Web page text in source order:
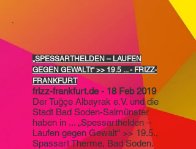
„SPESSARTHELDEN – LAUFEN
GEGEN GEWALTt“ >> 19.5 ... - FRIZZ-
FRANKFURT
frizz-frankfurt.de- 18 Feb 2019
Der Tuğçe Albayrak e.V. und die
Stadt Bad Soden-Salmünster
haben in ... „Spessarthelden –
Laufen gegen Gewalt“ >> 19.5.,
Spassart Therme, Bad Soden.